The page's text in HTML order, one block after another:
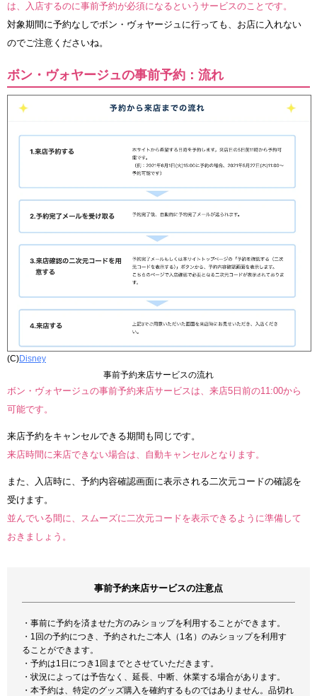
は、入店するのに事前予約が必須になるというサービスのことです。
対象期間に予約なしでボン・ヴォヤージュに行っても、お店に入れない
のでご注意くださいね。
ボン・ヴォヤージュの事前予約：流れ
(C)Disney
事前予約来店サービスの流れ
ボン・ヴォヤージュの事前予約来店サービスは、来店5日前の11:00から
可能です。
来店予約をキャンセルできる期間も同じです。
来店時間に来店できない場合は、自動キャンセルとなります。
また、入店時に、予約内容確認画面に表示される二次元コードの確認を
受けます。
並んでいる間に、スムーズに二次元コードを表示できるように準備して
おきましょう。
事前予約来店サービスの注意点
・事前に予約を済ませた方のみショップを利用することができます。
・1回の予約につき、予約されたご本人（1名）のみショップを利用す
ることができます。
・予約は1日につき1回までとさせていただきます。
・状況によっては予告なく、延長、中断、休業する場合があります。
・本予約は、特定のグッズ購入を確約するものではありません。品切れ